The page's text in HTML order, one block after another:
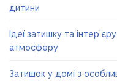
дитини
Ідеї затишку та
атмосферу
Затишок у домі з